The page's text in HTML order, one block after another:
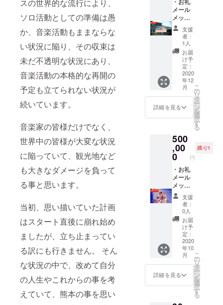
スの世界的な流行により、
ソロ活動としての準備は愚
か、音楽活動もままならな
い状況に陥り、その収束は
未だ不透明な状況にあり、
音楽活動の本格的な再開の
予定も立てられない状況が
続いています。
音楽家の皆様だけでなく、
世界中の皆様が大変な状況
に陥っていて、観光地など
も大きなダメージを負って
る事と思います。
当初、思い描いていた計画
はスタート直後に崩れ始め
ましたが、立ち止まってい
る訳にも行きません。 そん
な状況の中で、改めて自分
の人生やこれからの事を考
えていて、熊本の事を思い
身の故郷で
ある熊本県
での 活動に
も力を入れ
て行きた
MARIN
A画伯が
デザイ
ンした
支援者
限定T
シャツ
MARIN
A番組
キャラ
クター
ステッ
カー付
き本人
メッ
セージ
色紙 ・
熊本城&
熊本城
のふも
と、桜
の馬場
城彩苑
MARIN
Aと散策
&熊本名
物馬刺
しを食
べに行
こう!
(候補日
程:2021
年2月
メール
メッ
セージ
・お礼
動画
メッ
セージ
・非公
Instagr
am(非
公開)ご
招待
「MARI
NAの番
時のオ
フ
ショッ
ト中
心」 ・
MARIN
A画伯が
デザイ
ンした
支援者
限定T
シャツ
MARIN
A番組
キャラ
クター
ステッ
カー付
き本人
支援
者：
1人
お届
け予
定：
2020
年12
月
詳細を見る
こ
の
リ
タ
ー
ン
を
選
択
す
る
500
,00
0 円
残り1
・お礼
メール
メッ
セージ
・お礼
動画
メッ
セージ
・非公
Instagr
am(非
公開)ご
招待
「MARI
NAの番
支援
者：
0人
お届
け予
定：
2020
年10
月
詳細を見る
こ
の
リ
タ
ー
ン
を
選
択
す
る